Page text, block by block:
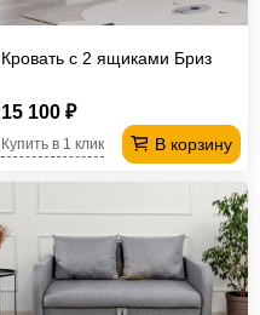
Кровать с 2 ящиками Бриз
15 100 ₽
В корзину
Купить в 1 клик